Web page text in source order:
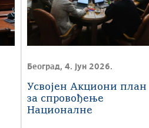
Београд, 4. јун 2026.
Усвојен Акциони план
за спровођење
Националне